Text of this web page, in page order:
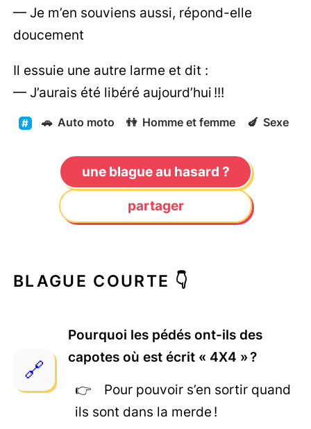
— Je m’en souviens aussi, répond-elle
doucement
Il essuie une autre larme et dit :
— J’aurais été libéré aujourd’hui !!!
🚗 Auto moto 👫 Homme et femme 🍆 Sexe
une blague au hasard ?
partager
BLAGUE COURTE 👇
Pourquoi les pédés ont-ils des
capotes où est écrit « 4X4 » ?
Pour pouvoir s’en sortir quand
ils sont dans la merde !